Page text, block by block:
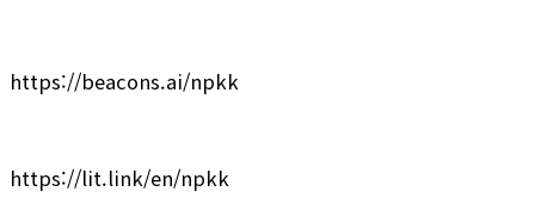
https://beacons.ai/npkk
https://lit.link/en/npkk